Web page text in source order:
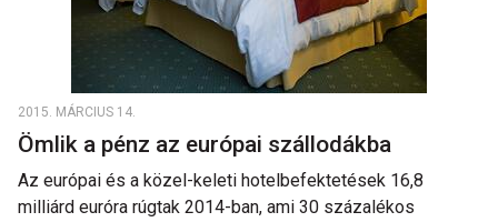
2015. MÁRCIUS 14.
Ömlik a pénz az európai szállodákba
Az európai és a közel-keleti hotelbefektetések 16,8
milliárd euróra rúgtak 2014-ban, ami 30 százalékos